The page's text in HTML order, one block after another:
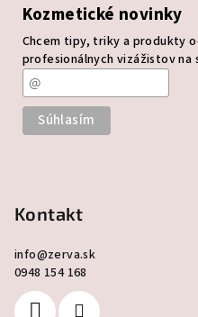
Kozmetické novinky
Chcem tipy, triky a produkty
profesionálnych vizážistov na
Kontakt
info@zerva.sk
0948 154 168